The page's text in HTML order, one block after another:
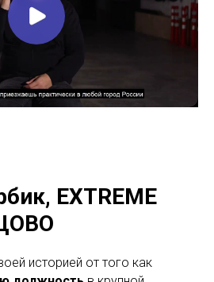
EXTREME
историей от того как